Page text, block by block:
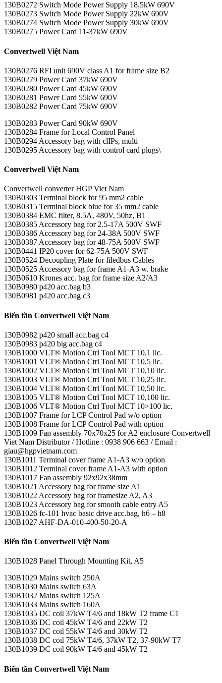
130B0272 Switch Mode Power Supply 18,5kW 690V
130B0273 Switch Mode Power Supply 22kW 690V
130B0274 Switch Mode Power Supply 30kW 690V
130B0275 Power Card 11-37kW 690V
Convertwell Việt Nam
130B0276 RFI unit 690V class A1 for frame size B2
130B0279 Power Card 37kW 690V
130B0280 Power Card 45kW 690V
130B0281 Power Card 55kW 690V
130B0282 Power Card 75kW 690V
130B0283 Power Card 90kW 690V
130B0284 Frame for Local Control Panel
130B0294 Accessory bag with clIPs, multi
130B0295 Accessory bag with control card plugs\
Convertwell Việt Nam
Convertwell converter HGP Viet Nam
130B0303 Terminal block for 95 mm2 cable
130B0315 Terminal block blue for 35 mm2 cable
130B0384 EMC filter, 8.5A, 480V, 50hz, B1
130B0385 Accessory bag for 2.5-17A 500V SWF
130B0386 Accessory bag for 24-38A 500V SWF
130B0387 Accessory bag for 48-75A 500V SWF
130B0441 IP20 cover for 62-75A 500V SWF
130B0524 Decoupling Plate for filedbus Cables
130B0525 Accessory bag for frame A1-A3 w. brake
130B0610 Krones acc. bag for frame size A2/A3
130B0980 p420 acc.bag b3
130B0981 p420 acc.bag c3
Biến tần Convertwell Việt Nam
130B0982 p420 small acc.bag c4
130B0983 p420 big acc.bag c4
130B1000 VLT® Motion Ctrl Tool MCT 10,1 lic.
130B1001 VLT® Motion Ctrl Tool MCT 10,5 lic.
130B1002 VLT® Motion Ctrl Tool MCT 10,10 lic.
130B1003 VLT® Motion Ctrl Tool MCT 10,25 lic.
130B1004 VLT® Motion Ctrl Tool MCT 10,50 lic.
130B1005 VLT® Motion Ctrl Tool MCT 10,100 lic.
130B1006 VLT® Motion Ctrl Tool MCT 10>100 lic.
130B1007 Frame for LCP Control Pad w/o option
130B1008 Frame for LCP Control Pad with option
130B1009 Fan assembly 70x70x25 for A2 enclosure Convertwell
Viet Nam Distributor / Hotline : 0938 906 663 / Email :
giau@hgpvietnam.com
130B1011 Terminal cover frame A1-A3 w/o option
130B1012 Terminal cover frame A1-A3 with option
130B1017 Fan assembly 92x92x38mm
130B1021 Accessory bag for frame size A1
130B1022 Accessory bag for framesize A2, A3
130B1023 Accessory bag for smooth cable entry A5
130B1026 fc-101 hvac basic drive acc.bag, h6 – h8
130B1027 AHF-DA-010-400-50-20-A
Biến tần Convertwell Việt Nam
130B1028 Panel Through Mounting Kit, A5
130B1029 Mains switch 250A
130B1030 Mains switch 63A
130B1032 Mains switch 125A
130B1033 Mains switch 160A
130B1035 DC coil 37kW T4/6 and 18kW T2 frame C1
130B1036 DC coil 45kW T4/6 and 22kW T2
130B1037 DC coil 55kW T4/6 and 30kW T2
130B1038 DC coil 75kW T4/6, 37kW T2, 37-90kW T7
130B1039 DC coil 90kW T4/6 and 45kW T2
Biến tần Convertwell Việt Nam